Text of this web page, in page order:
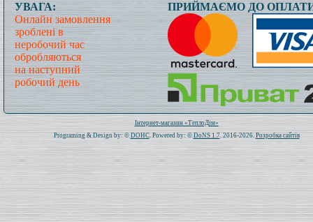
УВАГА:
Онлайн замовлення
зроблені в
неробочий час
обробляються
на наступний
робочий день
ПРИЙМАЄМО ДО
Всього: 1020022 Сьогодні: 112
Інтернет-магазин «ТеплоДім»
Programing & Design by: © DOHC. Powered by: © DoNS 1.7. 2016-2026. Розробка сайтів